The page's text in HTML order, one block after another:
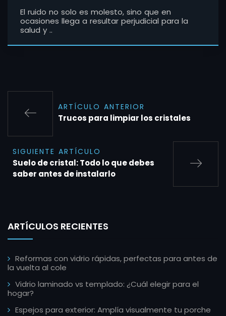
El ruido no solo es molesto, sino que en
ocasiones llega a resultar perjudicial para la
salud y ..
ARTÍCULO ANTERIOR
Trucos para limpiar los cristales
SIGUIENTE ARTÍCULO
Suelo de cristal: Todo lo que debes
saber antes de instalarlo
ARTÍCULOS RECIENTES
Reformas con vidrio rápidas, perfectas para antes de
la vuelta al cole
Vidrio laminado vs templado: ¿Cuál elegir para el
hogar?
Espejos para exterior: Amplía visualmente tu porche